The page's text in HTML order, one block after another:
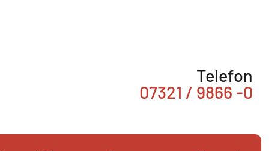
Telefon
07321 / 9866 -0